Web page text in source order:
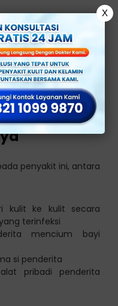
wajah di tularkan oleh
ini. Terdapat 2 tipe
1 dan HSV-2.
pada bayi serta
langsung
penyakit ini, antara
kulit ke kulit secara
terinfeksi
mencium bayi
si penderita
pribadi penderita
X